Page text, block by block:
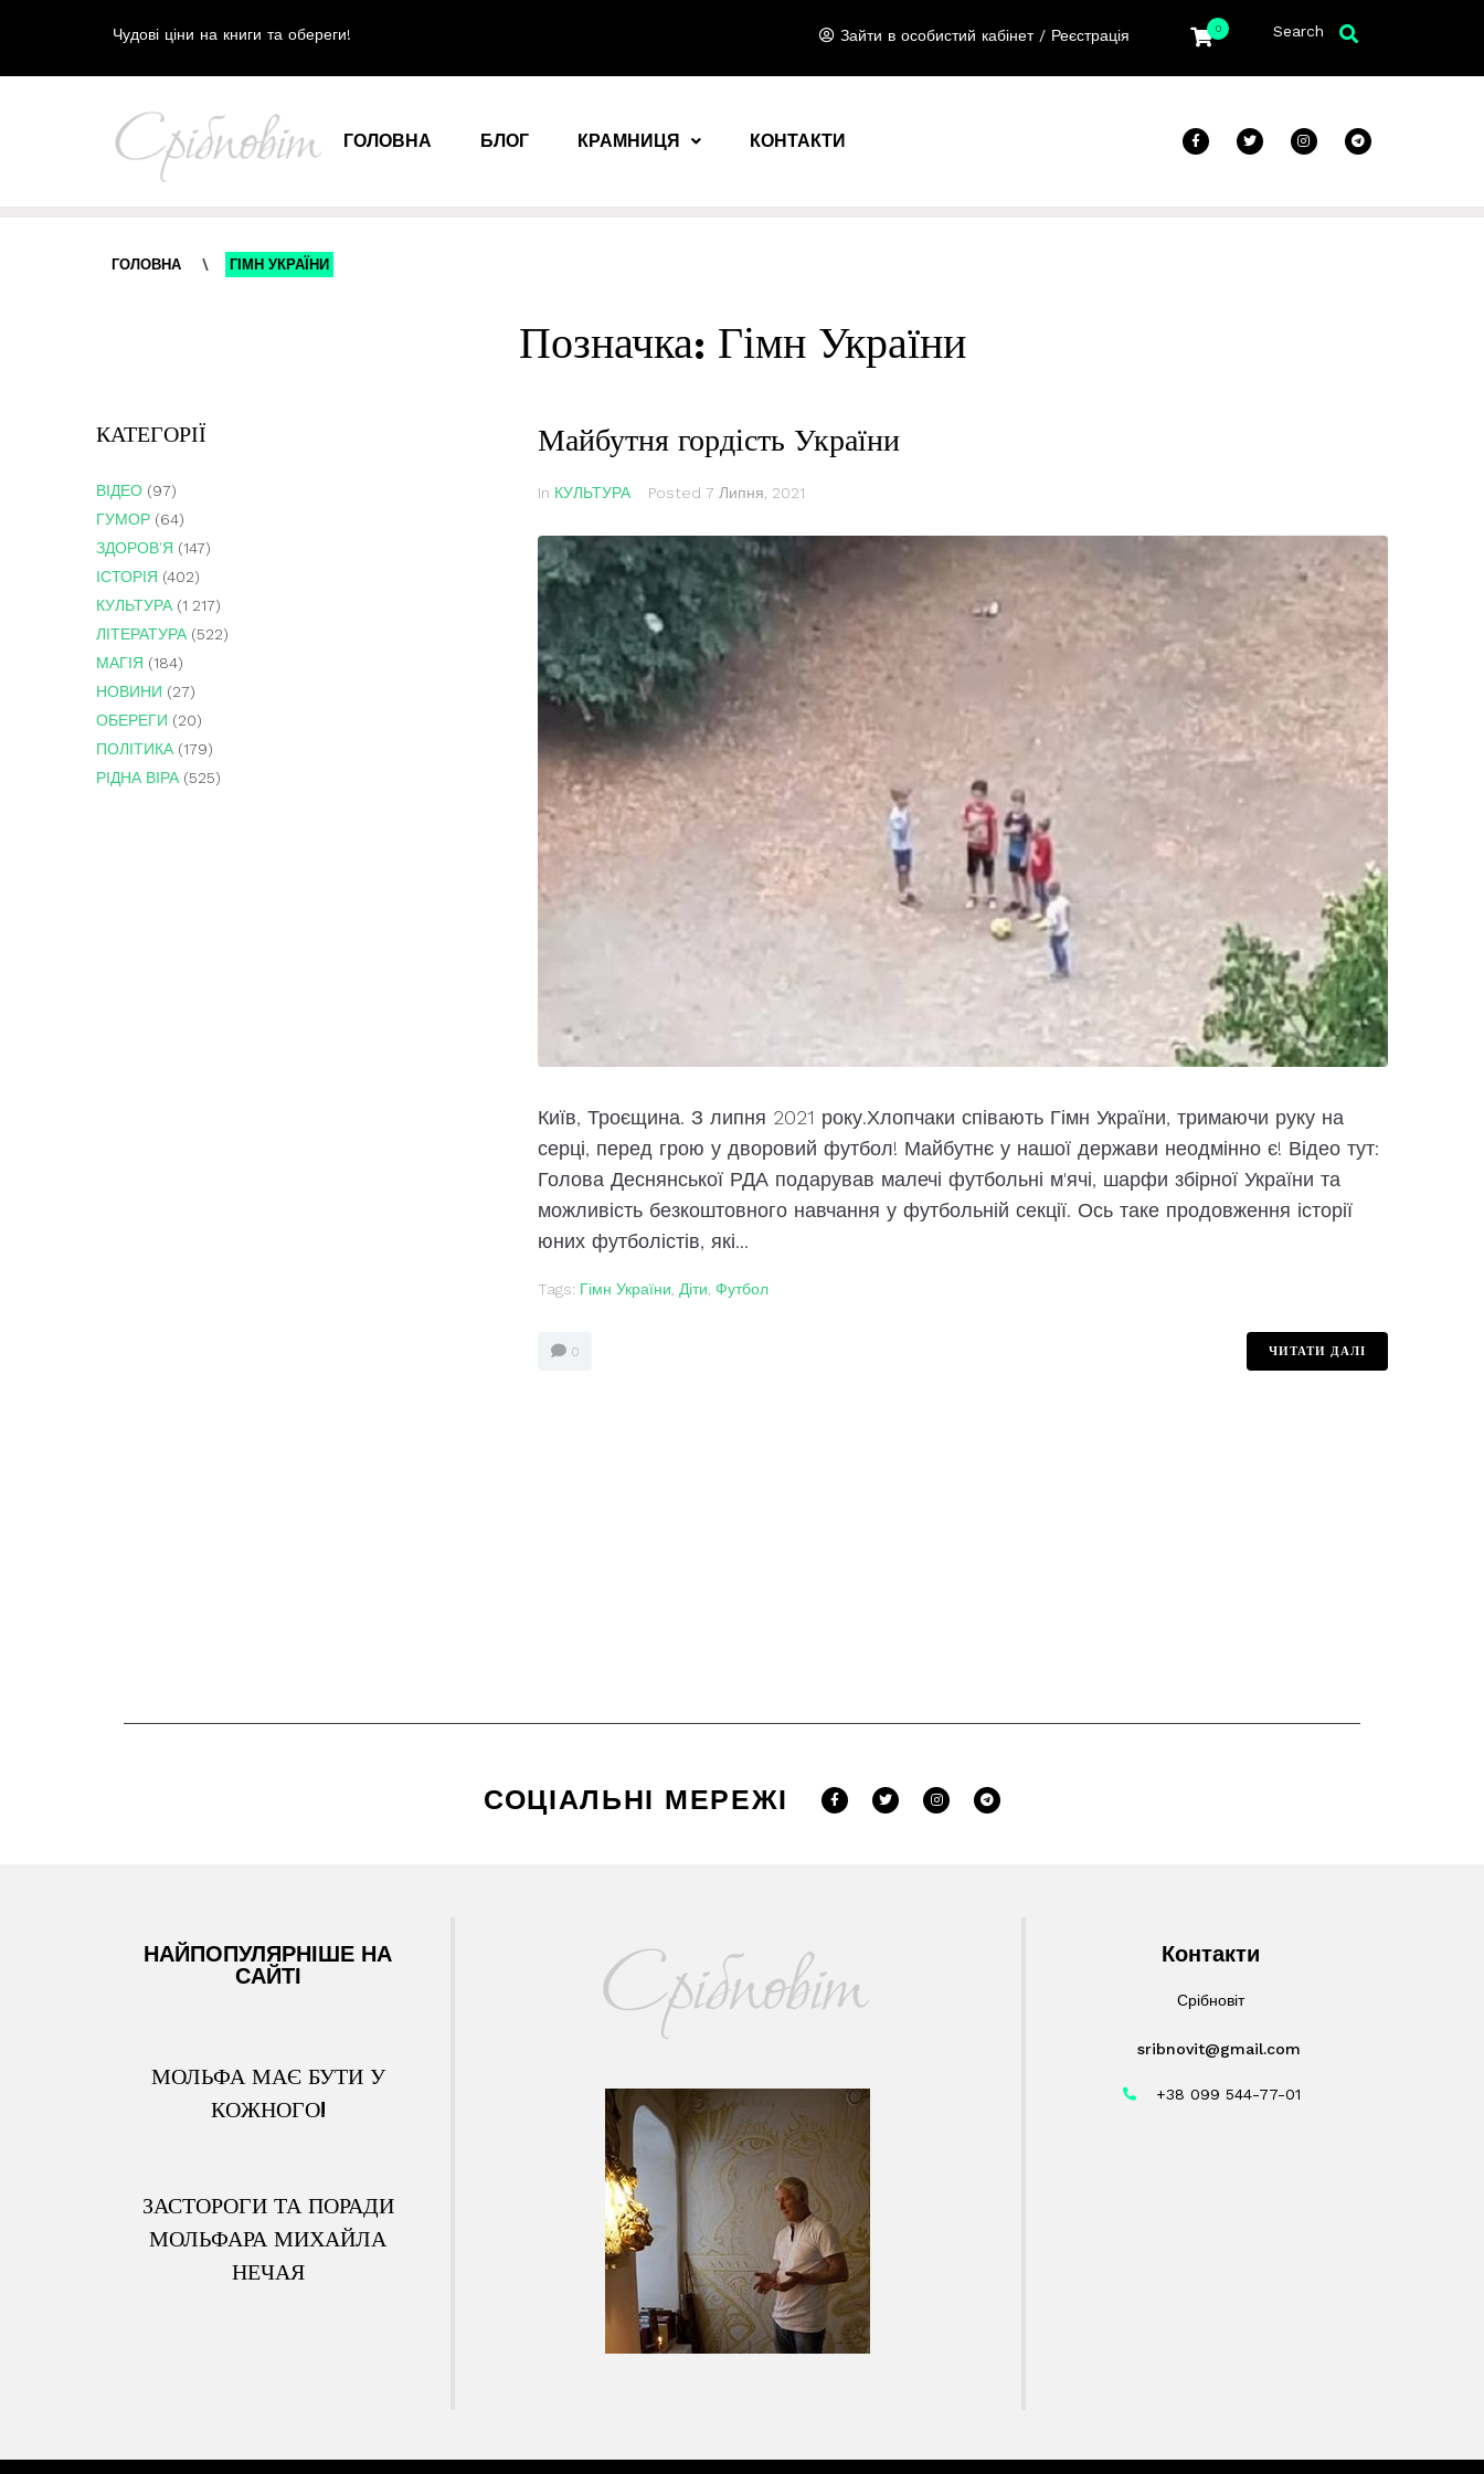
Чудові ціни на книги та обереги! Зайти в особистий кабінет / Реєстрація 0 Search
ГОЛОВНА БЛОГ КРАМНИЦЯ КОНТАКТИ
ГОЛОВНА \ ГІМН УКРАЇНИ
Позначка: Гімн України
Майбутня гордість України
In КУЛЬТУРА Posted 7 Липня, 2021
Київ, Троєщина. З липня 2021 року.Хлопчаки співають Гімн України, тримаючи руку на
серці, перед грою у дворовий футбол! Майбутнє у нашої держави неодмінно є! Відео тут:
Голова Деснянської РДА подарував малечі футбольні м'ячі, шарфи збірної України та
можливість безкоштовного навчання у футбольній секції. Ось таке продовження історії
юних футболістів, які...
Tags: Гімн України Діти Футбол
0 ЧИТАТИ ДАЛІ
КАТЕГОРІЇ
ВІДЕО (97)
ГУМОР (64)
ЗДОРОВ'Я (147)
ІСТОРІЯ (402)
КУЛЬТУРА (1 217)
ЛІТЕРАТУРА (522)
МАГІЯ (184)
НОВИНИ (27)
ОБЕРЕГИ (20)
ПОЛІТИКА (179)
РІДНА ВІРА (525)
СОЦІАЛЬНІ МЕРЕЖІ
НАЙПОПУЛЯРНІШЕ НА
САЙТІ
МОЛЬФА МАЄ БУТИ У
КОЖНОГО!
ЗАСТОРОГИ ТА ПОРАДИ
МОЛЬФАРА МИХАЙЛА
НЕЧАЯ
Контакти
Срібновіт
sribnovit@gmail.com
+38 099 544-77-01